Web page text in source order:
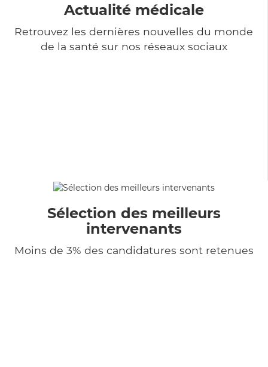
Actualité médicale
Retrouvez les dernières nouvelles du monde
de la santé sur nos réseaux sociaux
Sélection des meilleurs
intervenants
Moins de 3% des candidatures sont retenues